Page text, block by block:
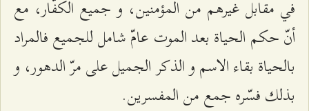
في مقابل غيرهم من المؤمنين، و جميع الكفّار، مع
أنّ حكم الحياة بعد الموت عامّ شامل للجميع فالمراد
بالحياة بقاء الاسم و الذكر الجميل على مرّ الدهور، و
بذلك فسّره جمع من المفسرين.